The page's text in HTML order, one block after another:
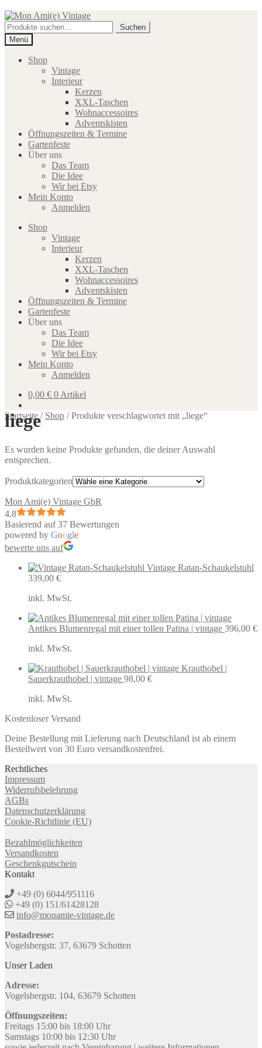
Zur
Navigation
springen
Zum
Inhalt
springen
Suche
nach:
Suchen
Menü
Shop
Vintage
Interieur
Kerzen
XXL-Taschen
Wohnaccessoires
Adventskisten
Öffnungszeiten & Termine
Gartenfeste
Über uns
Das Team
Die Idee
Wir bei Etsy
Mein Konto
Anmelden
Shop
Vintage
Interieur
Kerzen
XXL-Taschen
Wohnaccessoires
Adventskisten
Öffnungszeiten & Termine
Gartenfeste
Über uns
Das Team
Die Idee
Wir bei Etsy
Mein Konto
Anmelden
0,00 € 0 Artikel
Startseite / Shop /Produkte verschlagwortet mit „liege“
liege
Es wurden keine Produkte gefunden, die deiner Auswahl
entsprechen.
Produktkategorien
Mon Ami(e) Vintage GbR
4.8
Basierend auf 37 Bewertungen
powered by Google
bewerte uns auf
Vintage Ratan-Schaukelstuhl
339,00 €
inkl. MwSt.
Antikes Blumenregal mit einer tollen Patina | vintage 396,00 €
inkl. MwSt.
Krauthobel |
Sauerkrauthobel | vintage 98,00 €
inkl. MwSt.
Kostenloser Versand
Deine Bestellung mit Lieferung nach Deutschland ist ab einem
Bestellwert von 30 Euro versandkostenfrei.
Rechtliches
Impressum
Widerrufsbelehrung
AGBs
Datenschutzerklärung
Cookie-Richtlinie (EU)
Bezahlmöglichkeiten
Versandkosten
Geschenkgutschein
Kontakt
+49 (0) 6044/951116
+49 (0) 151/61428128
info@monamie-vintage.de
Postadresse:
Vogelsbergstr. 37, 63679 Schotten
Unser Laden
Adresse:
Vogelsbergstr. 104, 63679 Schotten
Öffnungszeiten:
Freitags 15:00 bis 18:00 Uhr
Samstags 10:00 bis 12:30 Uhr